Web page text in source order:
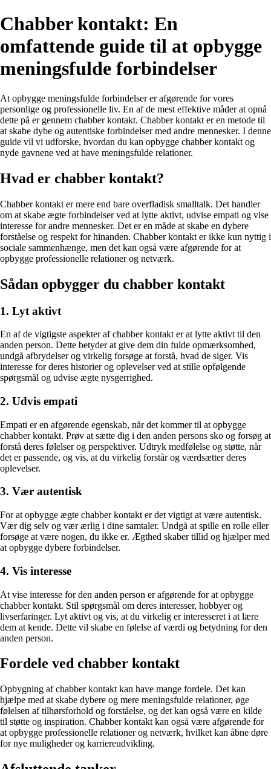
Chabber kontakt: En
omfattende guide til at opbygge
meningsfulde forbindelser
At opbygge meningsfulde forbindelser er afgørende for vores
personlige og professionelle liv. En af de mest effektive måder at opnå
dette på er gennem chabber kontakt. Chabber kontakt er en metode til
at skabe dybe og autentiske forbindelser med andre mennesker. I denne
guide vil vi udforske, hvordan du kan opbygge chabber kontakt og
nyde gavnene ved at have meningsfulde relationer.
Hvad er chabber kontakt?
Chabber kontakt er mere end bare overfladisk smalltalk. Det handler
om at skabe ægte forbindelser ved at lytte aktivt, udvise empati og vise
interesse for andre mennesker. Det er en måde at skabe en dybere
forståelse og respekt for hinanden. Chabber kontakt er ikke kun nyttig i
sociale sammenhænge, men det kan også være afgørende for at
opbygge professionelle relationer og netværk.
Sådan opbygger du chabber kontakt
1. Lyt aktivt
En af de vigtigste aspekter af chabber kontakt er at lytte aktivt til den
anden person. Dette betyder at give dem din fulde opmærksomhed,
undgå afbrydelser og virkelig forsøge at forstå, hvad de siger. Vis
interesse for deres historier og oplevelser ved at stille opfølgende
spørgsmål og udvise ægte nysgerrighed.
2. Udvis empati
Empati er en afgørende egenskab, når det kommer til at opbygge
chabber kontakt. Prøv at sætte dig i den anden persons sko og forsøg at
forstå deres følelser og perspektiver. Udtryk medfølelse og støtte, når
det er passende, og vis, at du virkelig forstår og værdsætter deres
oplevelser.
3. Vær autentisk
For at opbygge ægte chabber kontakt er det vigtigt at være autentisk.
Vær dig selv og vær ærlig i dine samtaler. Undgå at spille en rolle eller
forsøge at være nogen, du ikke er. Ægthed skaber tillid og hjælper med
at opbygge dybere forbindelser.
4. Vis interesse
At vise interesse for den anden person er afgørende for at opbygge
chabber kontakt. Stil spørgsmål om deres interesser, hobbyer og
livserfaringer. Lyt aktivt og vis, at du virkelig er interesseret i at lære
dem at kende. Dette vil skabe en følelse af værdi og betydning for den
anden person.
Fordele ved chabber kontakt
Opbygning af chabber kontakt kan have mange fordele. Det kan
hjælpe med at skabe dybere og mere meningsfulde relationer, øge
følelsen af tilhørsforhold og forståelse, og det kan også være en kilde
til støtte og inspiration. Chabber kontakt kan også være afgørende for
at opbygge professionelle relationer og netværk, hvilket kan åbne døre
for nye muligheder og karriereudvikling.